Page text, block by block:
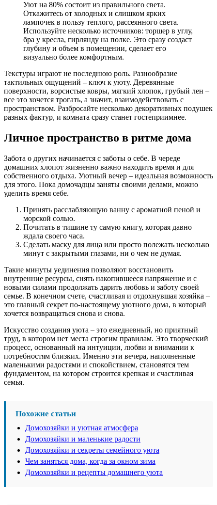
Уют на 80% состоит из правильного света.
Откажитесь от холодных и слишком ярких
лампочек в пользу теплого, рассеянного света.
Используйте несколько источников: торшер в углу,
бра у кресла, гирлянду на полке. Это сразу создаст
глубину и объем в помещении, сделает его
визуально более комфортным.
Текстуры играют не последнюю роль. Разнообразие
тактильных ощущений – ключ к уюту. Деревянные
поверхности, ворсистые ковры, мягкий хлопок, грубый лен –
все это хочется трогать, а значит, взаимодействовать с
пространством. Разбросайте несколько декоративных подушек
разных фактур, и комната сразу станет гостеприимнее.
Личное пространство в ритме дома
Забота о других начинается с заботы о себе. В череде
домашних хлопот жизненно важно находить время и для
собственного отдыха. Уютный вечер – идеальная возможность
для этого. Пока домочадцы заняты своими делами, можно
уделить время себе.
Принять расслабляющую ванну с ароматной пеной и
морской солью.
Почитать в тишине ту самую книгу, которая давно
ждала своего часа.
Сделать маску для лица или просто полежать несколько
минут с закрытыми глазами, ни о чем не думая.
Такие минуты уединения позволяют восстановить
внутренние ресурсы, снять накопившееся напряжение и с
новыми силами продолжать дарить любовь и заботу своей
семье. В конечном счете, счастливая и отдохнувшая хозяйка –
это главный секрет по-настоящему уютного дома, в который
хочется возвращаться снова и снова.
Искусство создания уюта – это ежедневный, но приятный
труд, в котором нет места строгим правилам. Это творческий
процесс, основанный на интуиции, любви и внимании к
потребностям близких. Именно эти вечера, наполненные
маленькими радостями и спокойствием, становятся тем
фундаментом, на котором строится крепкая и счастливая
семья.
Похожие статьи
Домохозяйки и уютная атмосфера
Домохозяйки и маленькие радости
Домохозяйки и секреты семейного уюта
Чем заняться дома, когда за окном зима
Домохозяйки и рецепты домашнего уюта